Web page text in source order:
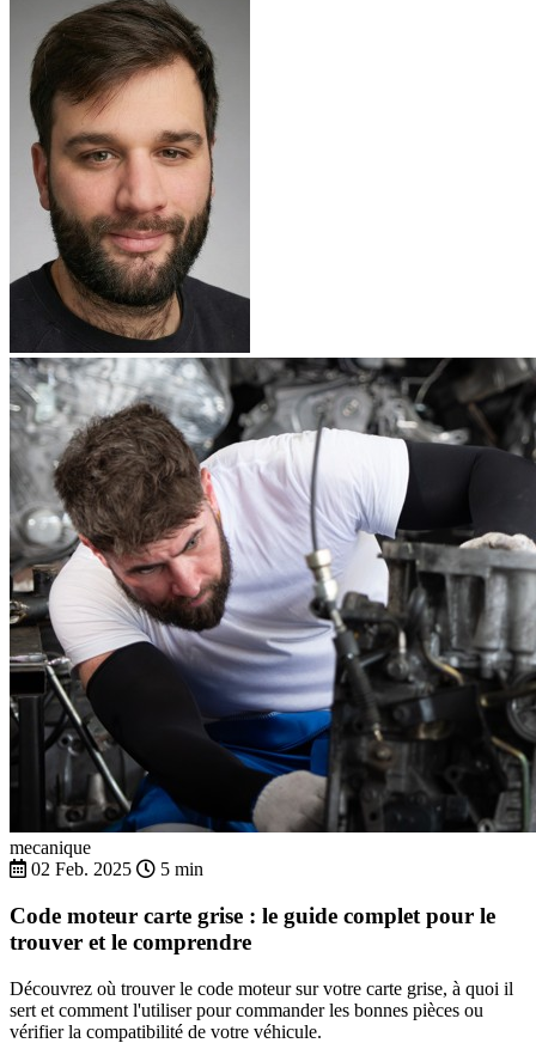
mecanique
02 Feb. 2025
5 min
Code moteur carte grise : le guide complet pour le
trouver et le comprendre
Découvrez où trouver le code moteur sur votre carte grise, à quoi il
sert et comment l'utiliser pour commander les bonnes pièces ou
vérifier la compatibilité de votre véhicule.